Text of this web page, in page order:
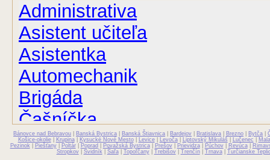
Administrativa
Asistent učiteľa
Asistentka
Automechanik
Brigáda
Čašníčka
Čašník
Bánovce nad Bebravou Banská Bystrica Banská Štiavnica Bardejov Bratislava Brezno Bytča |
Košice-okolie| Krupina| Kysucké Nové Mesto| Levice| Levoča| Liptovský Mikuláš Lučenec
Pezinok
Piešťany| Poltár| Poprad Považská Bystrica| Prešov| Prievidza| Púchov| Revúca|
Stropkov| Svidník Šaľa| Topoľčany| Trebišov| Trenčín| Trnava| Turčianske